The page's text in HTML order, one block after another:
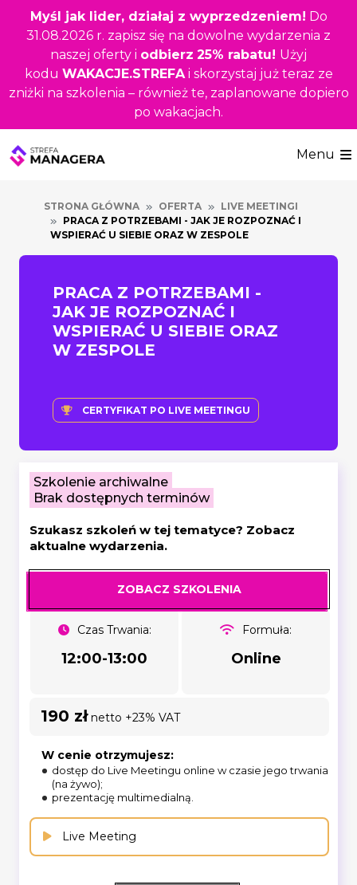
Przejdź
treści
Myśl jak lider, działaj z wyprzedzeniem! Do
31.08.2026 r. zapisz się na dowolne wydarzenia z
naszej oferty i odbierz 25% rabatu! Użyj
kodu WAKACJE.STREFAi skorzystaj już teraz ze
zniżki na szkolenia – również te, zaplanowane dopiero
po wakacjach.
Menu
STRONA GŁÓWNA OFERTA
LIVE MEETINGI
PRACA Z POTRZEBAMI - JAK JE ROZPOZNAĆ I
WSPIERAĆ U SIEBIE ORAZ W ZESPOLE
PRACA Z POTRZEBAMI -
JAK JE ROZPOZNAĆ I
WSPIERAĆ U SIEBIE ORAZ
W ZESPOLE
CERTYFIKAT PO LIVE MEETINGU
Szkolenie archiwalne
Brak dostępnych terminów
Szukasz szkoleń w tej tematyce? Zobacz
aktualne wydarzenia.
ZOBACZ SZKOLENIA
Czas Trwania:
12:00-13:00
Formuła:
Online
190 złnetto +23% VAT
W cenie otrzymujesz:
dostęp do Live Meetingu online w czasie jego trwania
(na żywo);
prezentację multimedialną.
Live Meeting